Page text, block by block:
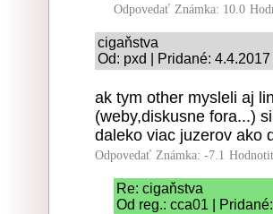
Odpovedať Známka: 10.0
cigaňstva
Od: pxd | Pridané:
ak tym other mysleli aj
(weby,diskusne fora...)
daleko viac juzerov ako
Odpovedať Známka: -7.1
Re: cigaňstva
Od reg.: cca01 |